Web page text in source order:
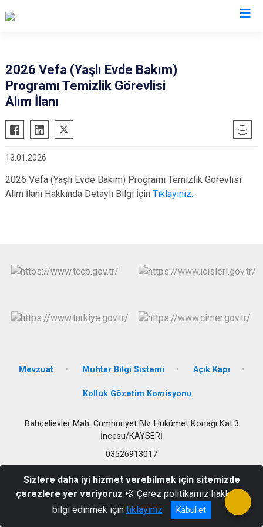
Akkışla
Develi
İncesu
Özvatan
Tomarza
Yahyalı
2026 Vefa (Yaşlı Evde Bakım)
Programı Temizlik Görevlisi
Alım İlanı
13.01.2026
2026 Vefa (Yaşlı Evde Bakım) Programı Temizlik Görevlisi
Alım İlanı Hakkında Detaylı Bilgi İçin Tıklayınız..
Mevzuat Muhtar Bilgi Sistemi Açık Kapı
Kolluk Gözetim Komisyonu
Bahçelievler Mah. Cumhuriyet Blv. Hükümet Konağı Kat:3
İncesu/KAYSERİ
03526913017
Sizlere daha iyi hizmet verebilmek için sitemizde
çerezlere yer veriyoruz 🍪 Çerez politikamız hakkında
bilgi edinmek için tıklayınız Kabul et